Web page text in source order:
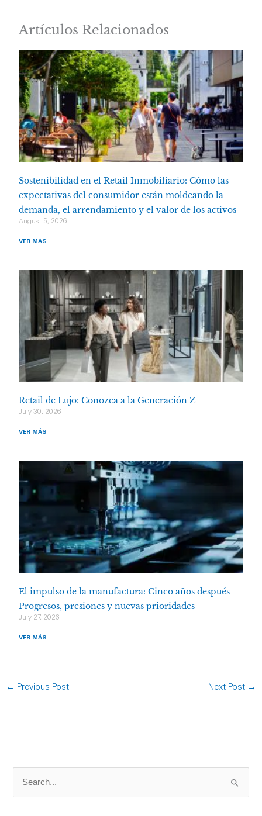
Artículos Relacionados
Sostenibilidad en el Retail Inmobiliario: Cómo las
expectativas del consumidor están moldeando la
demanda, el arrendamiento y el valor de los activos
August 5, 2026
VER MÁS
Retail de Lujo: Conozca a la Generación Z
July 30, 2026
VER MÁS
El impulso de la manufactura: Cinco años después —
Progresos, presiones y nuevas prioridades
July 27, 2026
VER MÁS
← Previous Post Next Post →